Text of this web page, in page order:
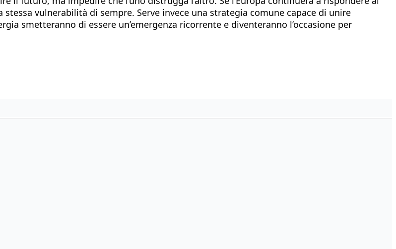
vulnerabilità di sempre. Serve invece una strategia comune capace di unire
smetteranno di essere un’emergenza ricorrente e diventeranno l’occasione per